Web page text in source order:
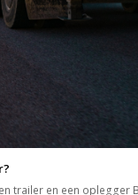
trailer en een oplegger